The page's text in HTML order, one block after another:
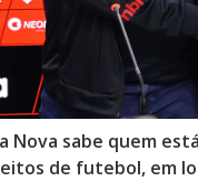
Nova sabe quem
de futebol, em